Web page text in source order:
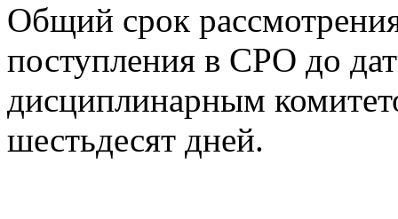
Общий срок
поступления в СРО до
дисциплинарным
шестьдесят дней.